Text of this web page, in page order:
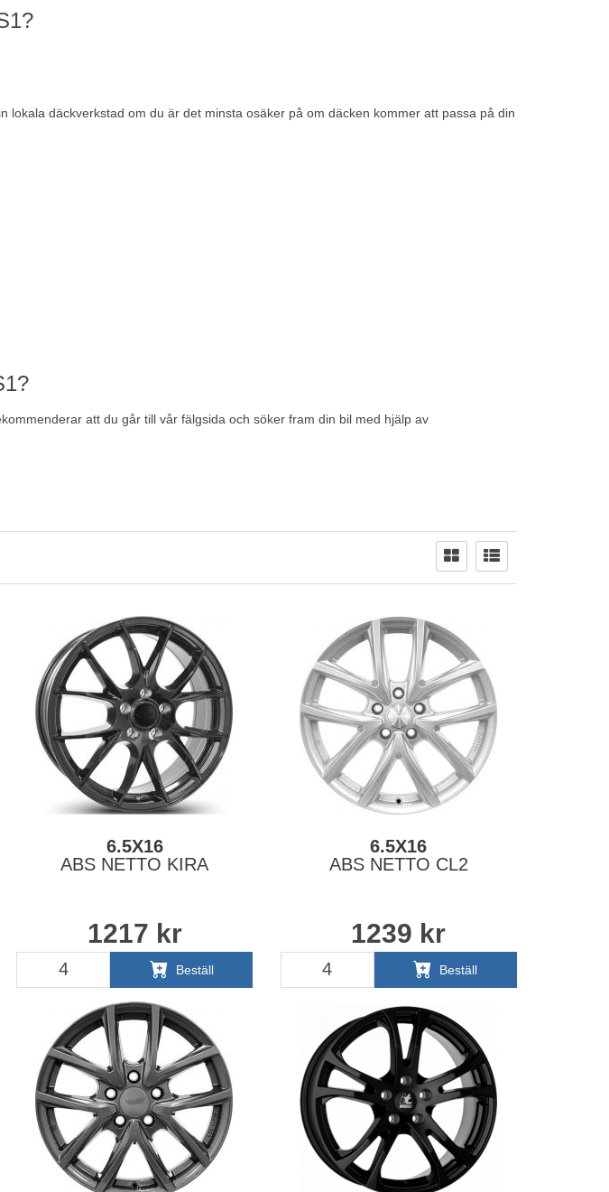
däckverkstad om du är det minsta osäker på om däcken kommer att passa på din
att du går till vår fälgsida och söker fram din bil med hjälp av
6.5X16
ABS NETTO KIRA
1217 kr
Beställ
6.5X16
ABS NETTO CL2
1239 kr
Beställ